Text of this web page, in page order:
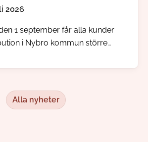
2026
1 september får alla kunder
i Nybro kommun större
kommer kunden kunna börja göra
Alla nyheter